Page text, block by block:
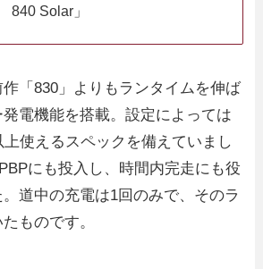
840 Solar」
「830」よりもランタイムを伸ば
電機能を搭載。設定によっては
使えるスペックを備えていまし
にも投入し、時間内完走にも役
道中の充電は1回のみで、そのラ
ものです。